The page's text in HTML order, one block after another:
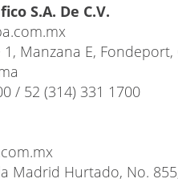
S.A. De C.V.
Manzana E, Fondeport,
/ 52 (314) 331 1700
Madrid Hurtado, No.